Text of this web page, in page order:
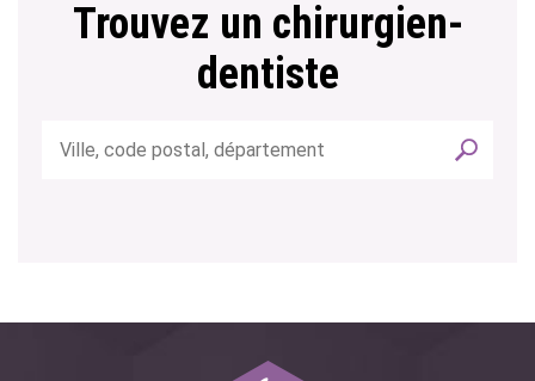
Trouvez un chirurgien-
dentiste